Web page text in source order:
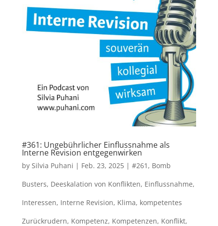
#361: Ungebührlicher Einflussnahme als
Interne Revision entgegenwirken
by Silvia Puhani | Feb. 23, 2025| #261 , Bomb
Busters, Deeskalation von Konflikten, Einflussnahme,
Interessen, Interne Revision, Klima, kompetentes
Zurückrudern, Kompetenz, Kompetenzen, Konflikt,